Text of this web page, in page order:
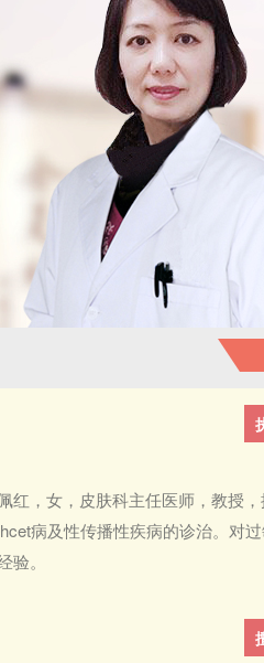
，女，皮肤科主任医师，教授，
病及性传播性疾病的诊治。对
验。